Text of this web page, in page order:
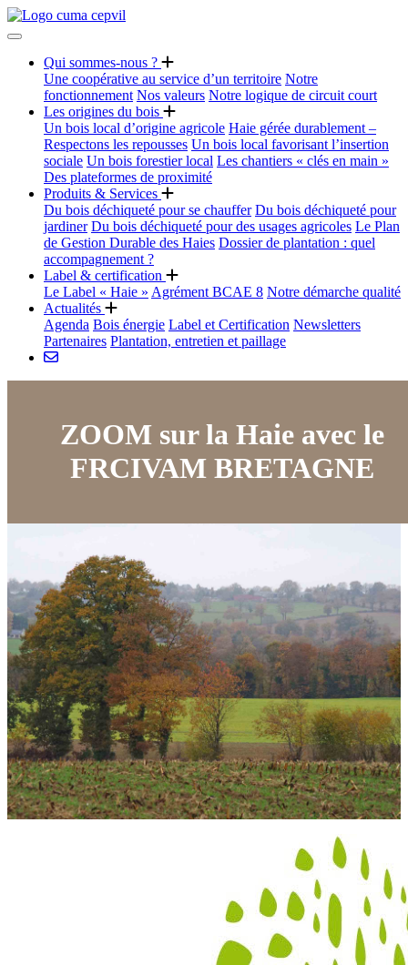
Qui sommes-nous ?
Une coopérative au service d’un territoire Notre
fonctionnement Nos valeurs Notre logique de circuit court
Les origines du bois
Un bois local d’origine agricole Haie gérée durablement –
Respectons les repousses Un bois local favorisant l’insertion
sociale Un bois forestier local Les chantiers « clés en main »
Des plateformes de proximité
Produits & Services
Du bois déchiqueté pour se chauffer Du bois déchiqueté pour
jardiner Du bois déchiqueté pour des usages agricoles Le Plan
de Gestion Durable des Haies Dossier de plantation : quel
accompagnement ?
Label & certification
Le Label « Haie » Agrément BCAE 8 Notre démarche qualité
Actualités
Agenda Bois énergie Label et Certification Newsletters
Partenaires Plantation, entretien et paillage
ZOOM sur la Haie avec le
FRCIVAM BRETAGNE